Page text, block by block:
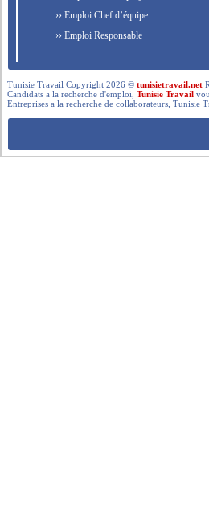
›› Emploi Chef d’équipe
›› Emploi Responsable
Tunisie Travail Copyright 2026 ©tunisietravail.net
Candidats a la recherche d'emploi,Tunisie Travail
Entreprises a la recherche de collaborateurs,